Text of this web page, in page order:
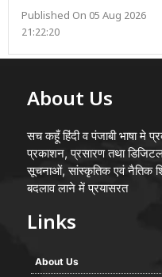
Published On 05 Aug 2026
21:22:20
About Us
सच कहूँ हिंदी व पंजाबी भाषा मे
प्रकाशन, प्रसारण तथा
सूचनाओं, सांस्कृतिक एवं नैतिक
बदलाव लाने में प्रयासरत
Links
About Us